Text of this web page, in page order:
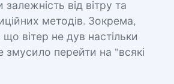
від вітру та
методів. Зокрема,
вітер не дув настільки
перейти на "всякі